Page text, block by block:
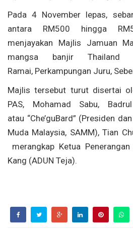
Pada 4 November lepas,
antara RM500 hingga
menjayakan Majlis Jamuan
mangsa banjir
Ramai, Perkampungan Juru,
Majlis tersebut turut disertai
PAS, Mohamad Sabu,
atau “Che’guBard” (Presiden
Muda Malaysia, SAMM), Tian
merangkap Ketua
Kang (ADUN Teja).